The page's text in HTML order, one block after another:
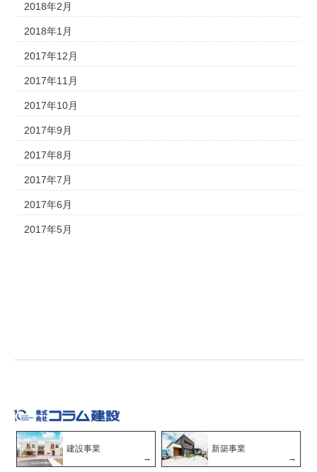
2018年2月
2018年1月
2017年12月
2017年11月
2017年10月
2017年9月
2017年8月
2017年7月
2017年6月
2017年5月
建設事業 新築事業